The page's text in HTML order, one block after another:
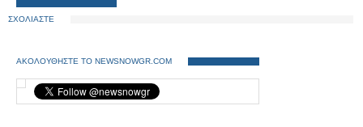
ΣΧΟΛΙΑΣΤΕ
ΑΚΟΛΟΥΘΗΣΤΕ ΤΟ NEWSNOWGR.COM